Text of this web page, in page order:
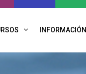
INFORMACIÓN